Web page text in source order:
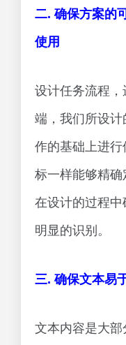
二. 确保方案的
使用
设计任务流程
端，我们所设
作的基础上进
标一样能够精
在设计的过程
明显的识别。
三. 确保文本易
文本内容是大